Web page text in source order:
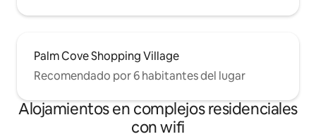
Palm Cove Shopping Village
Recomendado por 6 habitantes del lugar
Alojamientos en complejos residenciales
con wifi